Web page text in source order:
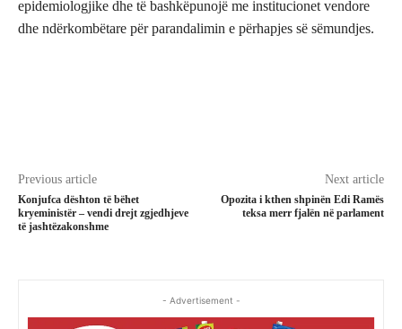
epidemiologjike dhe të bashkëpunojë me institucionet vendore
dhe ndërkombëtare për parandalimin e përhapjes së sëmundjes.
Previous article
Konjufca dështon të bëhet
kryeministër – vendi drejt zgjedhjeve
të jashtëzakonshme
Next article
Opozita i kthen shpinën Edi Ramës
teksa merr fjalën në parlament
- Advertisement -